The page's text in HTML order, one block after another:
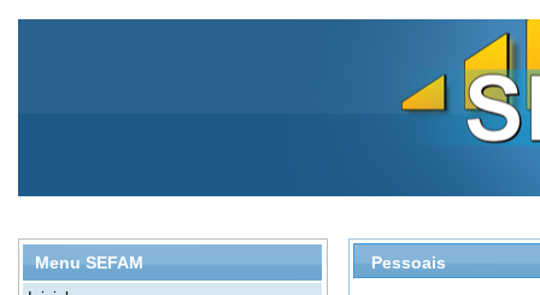
Menu SEFAM Pessoais